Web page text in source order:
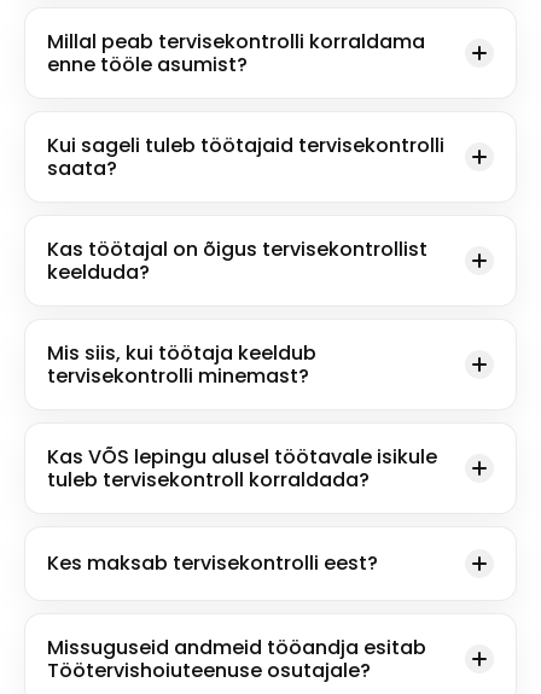
Millal peab tervisekontrolli korraldama
enne tööle asumist?
Kui sageli tuleb töötajaid tervisekontrolli
saata?
Kas töötajal on õigus tervisekontrollist
keelduda?
Mis siis, kui töötaja keeldub
tervisekontrolli minemast?
Kas VÕS lepingu alusel töötavale isikule
tuleb tervisekontroll korraldada?
Kes maksab tervisekontrolli eest?
Missuguseid andmeid tööandja esitab
Töötervishoiuteenuse osutajale?